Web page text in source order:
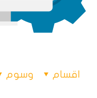
اقسام وسوم